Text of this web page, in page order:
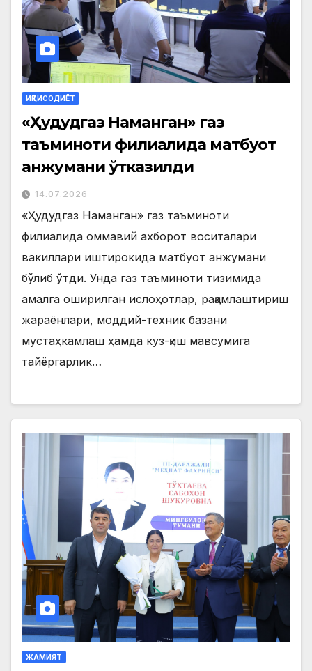
ИҚТИСОДИЁТ
«Ҳудудгаз Наманган» газ
таъминоти филиалида матбуот
анжумани ўтказилди
14.07.2026
«Ҳудудгаз Наманган» газ таъминоти
филиалида оммавий ахборот воситалари
вакиллари иштирокида матбуот анжумани
бўлиб ўтди. Унда газ таъминоти тизимида
амалга оширилган ислоҳотлар, рақамлаштириш
жараёнлари, моддий-техник базани
мустаҳкамлаш ҳамда куз-қиш мавсумига
тайёргарлик…
ЖАМИЯТ